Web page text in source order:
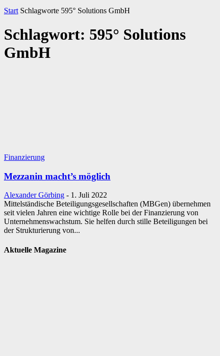
Start Schlagworte 595° Solutions GmbH
Schlagwort: 595° Solutions
GmbH
Finanzierung
Mezzanin macht’s möglich
Alexander Görbing - 1. Juli 2022
Mittelständische Beteiligungsgesellschaften (MBGen) übernehmen
seit vielen Jahren eine wichtige Rolle bei der Finanzierung von
Unternehmenswachstum. Sie helfen durch stille Beteiligungen bei
der Strukturierung von...
Aktuelle Magazine